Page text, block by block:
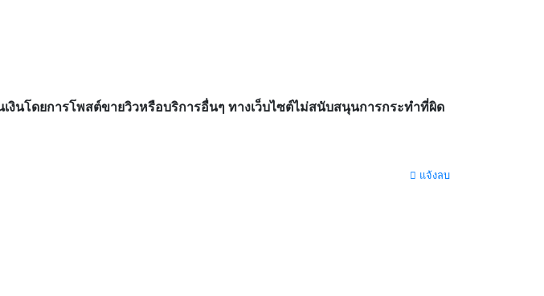
งินโดยการโพสต์ขายวิวหรือบริการอื่นๆ ทางเว็บไซต์ไม่สนับสนุนการกระทำที่ผิด
แจ้งลบ